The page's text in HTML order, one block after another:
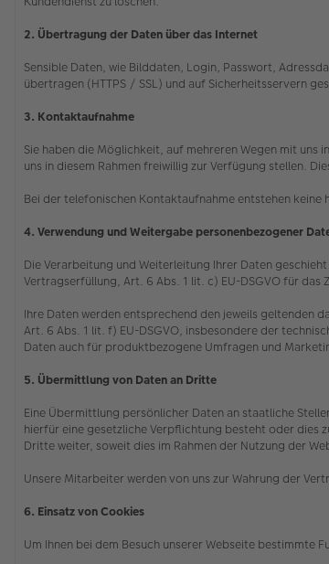
2. Übertragung der Daten über das Internet
Sensible Daten, wie Bilddaten, Login, Passwort,
übertragen (HTTPS / SSL) und auf Sicherheitsservern
3. Kontaktaufnahme
Sie haben die Möglichkeit, auf mehreren Wegen mit uns
uns in diesem Rahmen freiwillig zur Verfügung stellen.
Bei der telefonischen Kontaktaufnahme entstehen
4. Verwendung und Weitergabe personenbezogener
Die Verarbeitung und Weiterleitung Ihrer Daten
Vertragserfüllung, Art. 6 Abs. 1 lit. c) EU-DSGVO für
Ihre Daten werden entsprechend den jeweils geltenden
Art. 6 Abs. 1 lit. f) EU-DSGVO, insbesondere der
Daten auch für produktbezogene Umfragen und
5. Übermittlung von Daten an Dritte
Eine Übermittlung persönlicher Daten an staatliche
hierfür eine gesetzliche Verpflichtung besteht oder dies
Dritte weiter, soweit dies im Rahmen der Nutzung der
Unsere Mitarbeiter werden von uns zur Wahrung der
6. Einsatz von Cookies
Um Ihnen bei dem Besuch unserer Webseite bestimmte